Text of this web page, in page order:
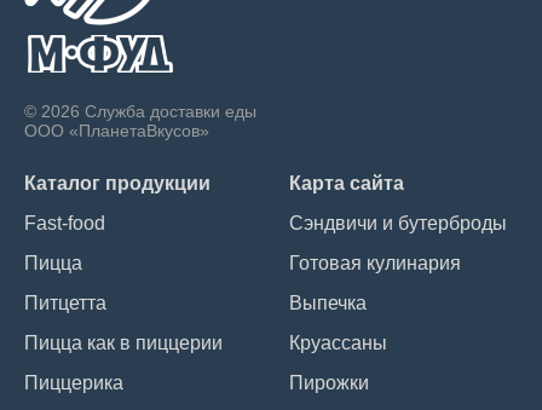
© 2026 Служба доставки еды
ООО «ПланетаВкусов»
Каталог продукции
Fast-food
Пицца
Питцетта
Пицца как в пиццерии
Пиццерика
Карта сайта
Сэндвичи и бутерброды
Готовая кулинария
Выпечка
Круассаны
Пирожки